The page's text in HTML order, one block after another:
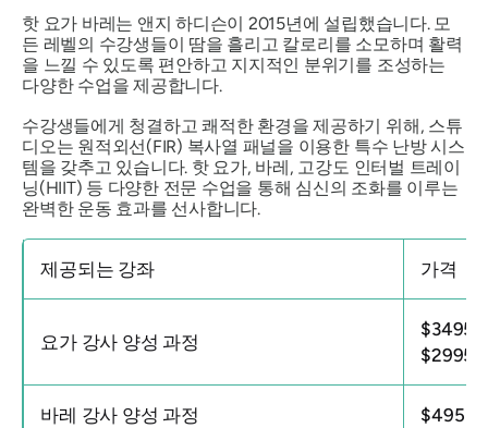
핫 요가 바레는 앤지 하디슨이 2015년에 설립했습니다. 모
든 레벨의 수강생들이 땀을 흘리고 칼로리를 소모하며 활력
을 느낄 수 있도록 편안하고 지지적인 분위기를 조성하는
다양한 수업을 제공합니다.
수강생들에게 청결하고 쾌적한 환경을 제공하기 위해, 스튜
디오는 원적외선(FIR) 복사열 패널을 이용한 특수 난방 시스
템을 갖추고 있습니다. 핫 요가, 바레, 고강도 인터벌 트레이
닝(HIIT) 등 다양한 전문 수업을 통해 심신의 조화를 이루는
완벽한 운동 효과를 선사합니다.
제공되는 강좌 가격
요가 강사 양성 과정
$3495
$2995
바레 강사 양성 과정 $495